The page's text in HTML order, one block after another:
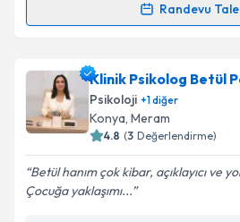
Randevu
Randevu Takvimi Talebi
Psk. Gamze Polatiçin
oluşturun. Size bu uzmandan
takvim hazırlandığında e-posta
Klinik Psikolog Betül
Psikoloji +1diğer
Konya, Meram
4.8 (3 Değerlendirme)
Betül hanım çok kibar, açıklayıcı ve
Çocuğa yaklaşımı...